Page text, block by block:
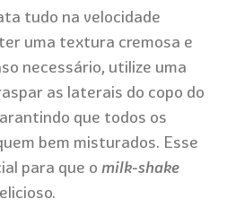
tudo na velocidade
uma textura cremosa e
necessário, utilize uma
as laterais do copo do
que todos os
bem misturados. Esse
para que o milk-shake